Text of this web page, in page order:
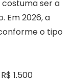
costuma ser a
Em 2026, a
o tipo
1.500